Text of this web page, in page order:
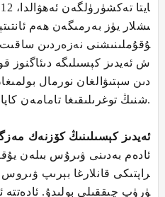
ىشلار يۈز بەرمىگەن ھەم
ۇقۇملىنىشنى نەزەردىن
ش ئەيدىز كېسىلىگە دىئاگنوز
دىن سېتىۋالغان نورمال
شنىڭ توغرىلىقىغا تامامەن كاپالەتلىك قىلالمايدۇ.
ئەيدىز كېسىلىنىڭ كۆزنەك
ئادەم بەدىنى ۋىرۇس بىلەن
راپتىكى قانلارغا بېرىپ ۋىروس
ۈرۈپ چىققىلى بولىدۇ. ئادەتتە